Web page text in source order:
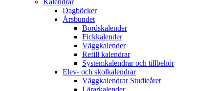
Kalendrar
Dagböcker
Årsbundet
Bordskalender
Fickkalender
Väggkalender
Refill kalendrar
Systemkalendrar och tillbehör
Elev- och skolkalendrar
Väggkalendrar Studieåret
Lärarkalender